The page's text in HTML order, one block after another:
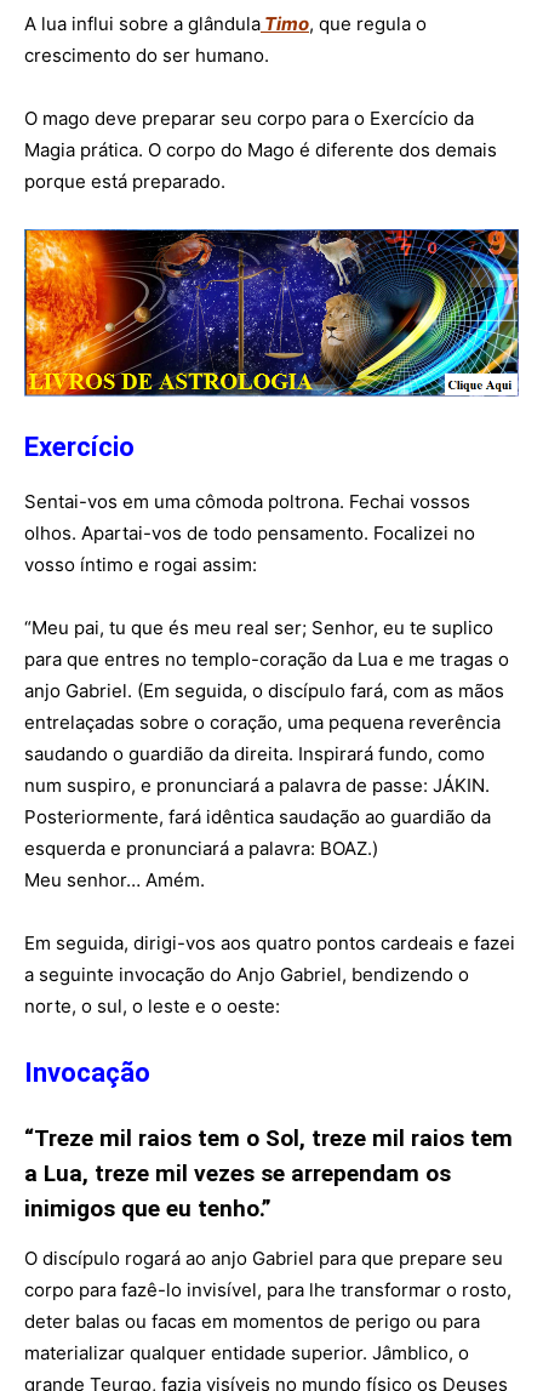
A lua influi sobre a glândula Timo, que regula o
crescimento do ser humano.
O mago deve preparar seu corpo para o Exercício da
Magia prática. O corpo do Mago é diferente dos demais
porque está preparado.
Exercício
Sentai-vos em uma cômoda poltrona. Fechai vossos
olhos. Apartai-vos de todo pensamento. Focalizei no
vosso íntimo e rogai assim:
“Meu pai, tu que és meu real ser; Senhor, eu te suplico
para que entres no templo-coração da Lua e me tragas o
anjo Gabriel. (Em seguida, o discípulo fará, com as mãos
entrelaçadas sobre o coração, uma pequena reverência
saudando o guardião da direita. Inspirará fundo, como
num suspiro, e pronunciará a palavra de passe: JÁKIN.
Posteriormente, fará idêntica saudação ao guardião da
esquerda e pronunciará a palavra: BOAZ.)
Meu senhor… Amém.
Em seguida, dirigi-vos aos quatro pontos cardeais e fazei
a seguinte invocação do Anjo Gabriel, bendizendo o
norte, o sul, o leste e o oeste:
Invocação
“Treze mil raios tem o Sol, treze mil raios tem
a Lua, treze mil vezes se arrependam os
inimigos que eu tenho.”
O discípulo rogará ao anjo Gabriel para que prepare seu
corpo para fazê-lo invisível, para lhe transformar o rosto,
deter balas ou facas em momentos de perigo ou para
materializar qualquer entidade superior. Jâmblico, o
grande Teurgo, fazia visíveis no mundo físico os Deuses